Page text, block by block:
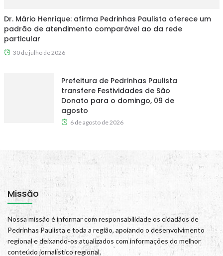
Dr. Mário Henrique: afirma Pedrinhas Paulista oferece um
padrão de atendimento comparável ao da rede
particular
30 de julho de 2026
Prefeitura de Pedrinhas Paulista
transfere Festividades de São
Donato para o domingo, 09 de
agosto
6 de agosto de 2026
Missão
Nossa missão é informar com responsabilidade os cidadãos de
Pedrinhas Paulista e toda a região, apoiando o desenvolvimento
regional e deixando-os atualizados com informações do melhor
conteúdo jornalístico regional.